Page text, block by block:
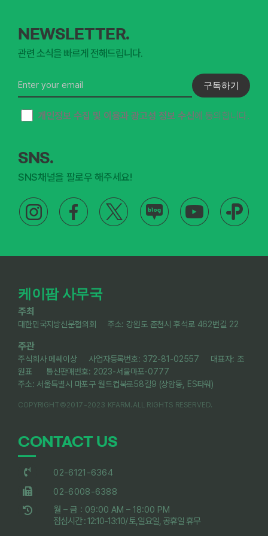
NEWSLETTER.
관련 소식을 빠르게 전해드립니다.
구독하기
개인정보 수집 및 이용과 광고성 정보 수신에 동의합니다.
SNS.
SNS채널을 팔로우 해주세요!
케이팜 사무국
주최
대한민국지방신문협의회 주소: 강원도 춘천시 후석로 462번길 22
주관
주식회사 메쎄이상 사업자등록번호: 372-81-02557 대표자: 조
원표 통신판매번호: 2023-서울마포-0777
주소: 서울특별시 마포구 월드컵북로58길9 (상암동, ES타워)
COPYRIGHT©2017-2023 KFARM.ALL RIGHTS RESERVED.
CONTACT US
02-6121-6364
02-6008-6388
월 – 금 : 09:00 AM – 18:00 PM
점심시간 : 12:10-13:10/ 토,일요일, 공휴일 휴무